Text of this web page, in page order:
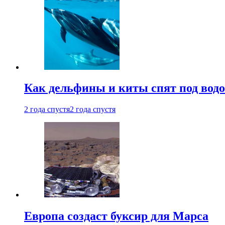
Как дельфины и киты спят под
2 года спустя2 года спустя
Европа создаст буксир для Марса